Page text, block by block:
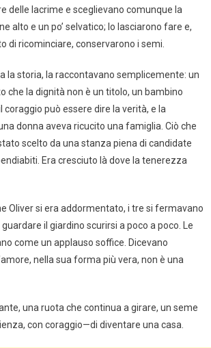
delle lacrime e sceglievano comunque la
alto e un po’ selvatico; lo lasciarono fare e,
di ricominciare, conservarono i semi.
la storia, la raccontavano semplicemente: un
che la dignità non è un titolo, un bambino
coraggio può essere dire la verità, e la
donna aveva ricucito una famiglia. Ciò che
scelto da una stanza piena di candidate
Era cresciuto là dove la tenerezza
Oliver si era addormentato, i tre si fermavano
il giardino scurirsi a poco a poco. Le
come un applauso soffice. Dicevano
nella sua forma più vera, non è una
una ruota che continua a girare, un seme
con coraggio—di diventare una casa.